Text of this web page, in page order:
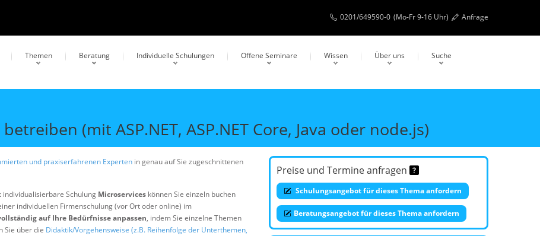
0201/649590-0 (Mo-Fr 9-16 Uhr) Anfrage
Themen Beratung Individuelle Schulungen Offene Seminare Wissen Über uns Suche
(mit ASP.NET, ASP.NET Core, Java oder node.js)
und praxiserfahrenen Experten in genau auf Sie zugeschnittenen
Schulung Microservices können Sie einzeln buchen
individuellen Firmenschulung (vor Ort oder online) im
auf Ihre Bedürfnisse anpassen, indem Sie einzelne Themen
Sie über die Didaktik/Vorgehensweise (z.B. Reihenfolge der Unterthemen,
Preise und Termine anfragen
Schulungsangebot für dieses Thema anfordern
Beratungsangebot für dieses Thema anfordern